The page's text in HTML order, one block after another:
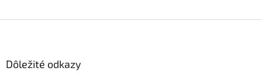
Dôležité odkazy